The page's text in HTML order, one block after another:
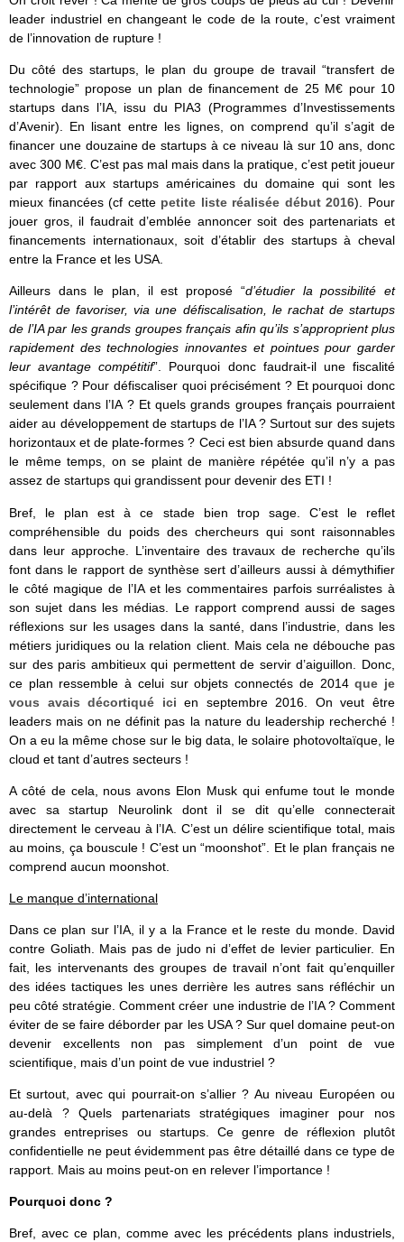
leader industriel en changeant le code de la route, c’est vraiment
de l’innovation de rupture !
Du côté des startups, le plan du groupe de travail “transfert de
technologie” propose un plan de financement de 25 M€ pour 10
startups dans l’IA, issu du PIA3 (Programmes d’Investissements
d’Avenir). En lisant entre les lignes, on comprend qu’il s’agit de
financer une douzaine de startups à ce niveau là sur 10 ans, donc
avec 300 M€. C’est pas mal mais dans la pratique, c’est petit joueur
par rapport aux startups américaines du domaine qui sont les
mieux financées (cf cette petite liste réalisée début 2016). Pour
jouer gros, il faudrait d’emblée annoncer soit des partenariats et
financements internationaux, soit d’établir des startups à cheval
entre la France et les USA.
Ailleurs dans le plan, il est proposé “d’étudier la possibilité et
l’intérêt de favoriser, via une défiscalisation, le rachat de startups
de l’IA par les grands groupes français afin qu’ils s’approprient plus
rapidement des technologies innovantes et pointues pour garder
leur avantage compétitif”. Pourquoi donc faudrait-il une fiscalité
spécifique ? Pour défiscaliser quoi précisément ? Et pourquoi donc
seulement dans l’IA ? Et quels grands groupes français pourraient
aider au développement de startups de l’IA ? Surtout sur des sujets
horizontaux et de plate-formes ? Ceci est bien absurde quand dans
le même temps, on se plaint de manière répétée qu’il n’y a pas
assez de startups qui grandissent pour devenir des ETI !
Bref, le plan est à ce stade bien trop sage. C’est le reflet
compréhensible du poids des chercheurs qui sont raisonnables
dans leur approche. L’inventaire des travaux de recherche qu’ils
font dans le rapport de synthèse sert d’ailleurs aussi à démythifier
le côté magique de l’IA et les commentaires parfois surréalistes à
son sujet dans les médias. Le rapport comprend aussi de sages
réflexions sur les usages dans la santé, dans l’industrie, dans les
métiers juridiques ou la relation client. Mais cela ne débouche pas
sur des paris ambitieux qui permettent de servir d’aiguillon. Donc,
ce plan ressemble à celui sur objets connectés de 2014que je
vous avais décortiqué ici en septembre 2016. On veut être
leaders mais on ne définit pas la nature du leadership recherché !
On a eu la même chose sur le big data, le solaire photovoltaïque, le
cloud et tant d’autres secteurs !
A côté de cela, nous avons Elon Musk qui enfume tout le monde
avec sa startup Neurolink dont il se dit qu’elle connecterait
directement le cerveau à l’IA. C’est un délire scientifique total, mais
au moins, ça bouscule ! C’est un “moonshot”. Et le plan français ne
comprend aucun moonshot.
Le manque d’international
Dans ce plan sur l’IA, il y a la France et le reste du monde. David
contre Goliath. Mais pas de judo ni d’effet de levier particulier. En
fait, les intervenants des groupes de travail n’ont fait qu’enquiller
des idées tactiques les unes derrière les autres sans réfléchir un
peu côté stratégie. Comment créer une industrie de l’IA ? Comment
éviter de se faire déborder par les USA ? Sur quel domaine peut-on
devenir excellents non pas simplement d’un point de vue
scientifique, mais d’un point de vue industriel ?
Et surtout, avec qui pourrait-on s’allier ? Au niveau Européen ou
au-delà ? Quels partenariats stratégiques imaginer pour nos
grandes entreprises ou startups. Ce genre de réflexion plutôt
confidentielle ne peut évidemment pas être détaillé dans ce type de
rapport. Mais au moins peut-on en relever l’importance !
Pourquoi donc ?
Bref, avec ce plan, comme avec les précédents plans industriels,